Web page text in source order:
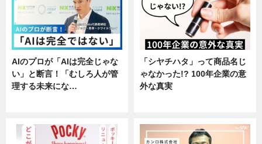
AIのプロが「AIは完全じゃな
い」と断言！「むしろ人が管
理する未来にな…
「シヤチハタ」って商品名じ
ゃなかった!? 100年企業の意
外な真実